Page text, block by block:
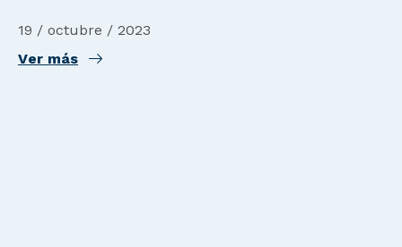
19 / octubre / 2023
Ver más